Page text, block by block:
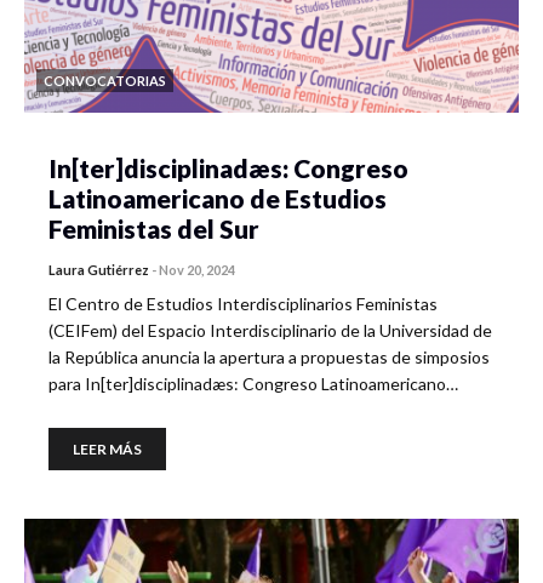
CONVOCATORIAS
In[ter]disciplinadæs: Congreso
Latinoamericano de Estudios
Feministas del Sur
Laura Gutiérrez -Nov 20, 2024
El Centro de Estudios Interdisciplinarios Feministas
(CEIFem) del Espacio Interdisciplinario de la Universidad de
la República anuncia la apertura a propuestas de simposios
para In[ter]disciplinadæs: Congreso Latinoamericano…
LEER MÁS